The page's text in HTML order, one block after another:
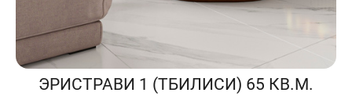
ЭРИСТРАВИ 1 (ТБИЛИСИ) 65 КВ.М.